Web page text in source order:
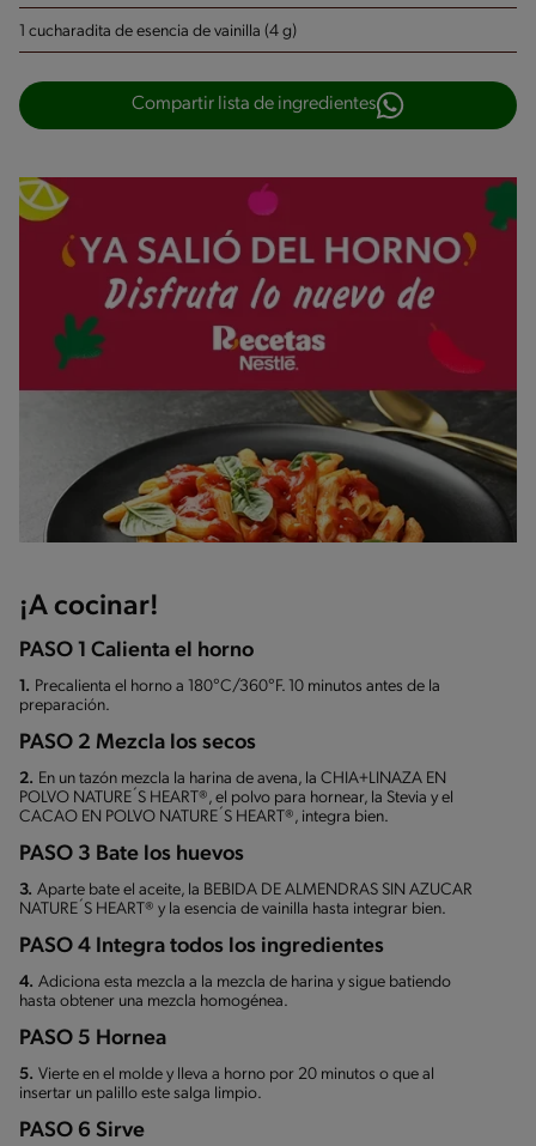
1 cucharadita de esencia de vainilla (4 g)
Compartir lista de ingredientes
¡A cocinar!
PASO 1 Calienta el horno
1. Precalienta el horno a 180°C/360°F. 10 minutos antes de la
preparación.
PASO 2 Mezcla los secos
2. En un tazón mezcla la harina de avena, la CHIA+LINAZA EN
POLVO NATURE´S HEART®, el polvo para hornear, la Stevia y el
CACAO EN POLVO NATURE´S HEART®, integra bien.
PASO 3 Bate los huevos
3. Aparte bate el aceite, la BEBIDA DE ALMENDRAS SIN AZUCAR
NATURE´S HEART® y la esencia de vainilla hasta integrar bien.
PASO 4 Integra todos los ingredientes
4. Adiciona esta mezcla a la mezcla de harina y sigue batiendo
hasta obtener una mezcla homogénea.
PASO 5 Hornea
5. Vierte en el molde y lleva a horno por 20 minutos o que al
insertar un palillo este salga limpio.
PASO 6 Sirve